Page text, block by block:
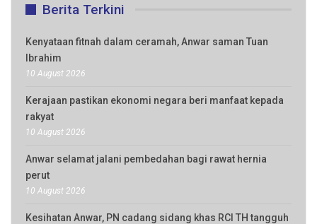
Berita Terkini
Kenyataan fitnah dalam ceramah, Anwar saman Tuan
Ibrahim
10 August 2026
Kerajaan pastikan ekonomi negara beri manfaat kepada
rakyat
10 August 2026
Anwar selamat jalani pembedahan bagi rawat hernia
perut
10 August 2026
Kesihatan Anwar, PN cadang sidang khas RCI TH tangguh